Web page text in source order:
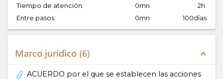
Tiempo de atención:
0mn
2h.
Entre pasos:
0mn 100días
Marco jurídico 6 expand_less
ACUERDO por el que se establecen las acciones